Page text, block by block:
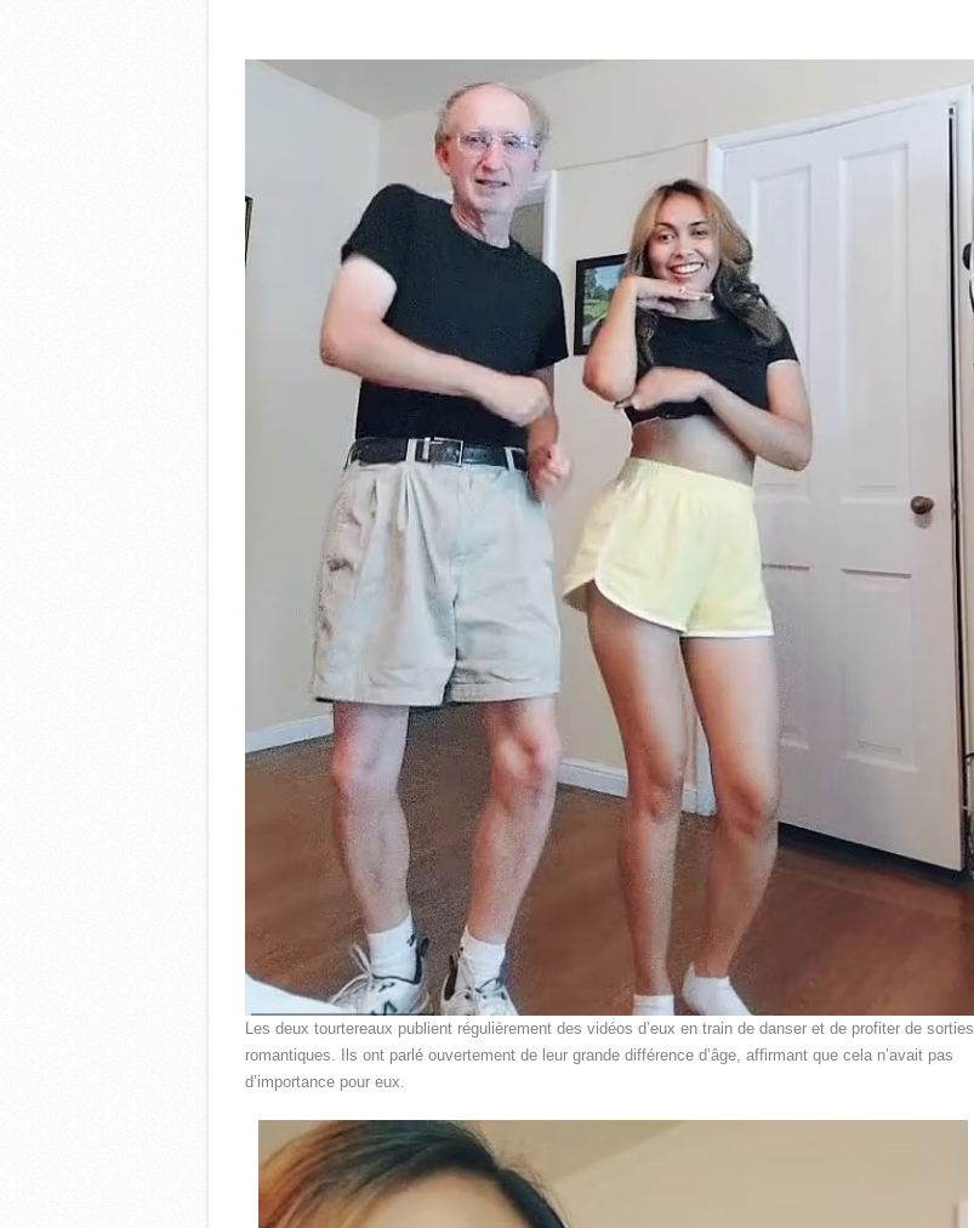
Les deux tourtereaux publient régulièrement des vidéos d’eux en train de danser et de profiter de sorties
romantiques. Ils ont parlé ouvertement de leur grande différence d’âge, affirmant que cela n’avait pas
d’importance pour eux.